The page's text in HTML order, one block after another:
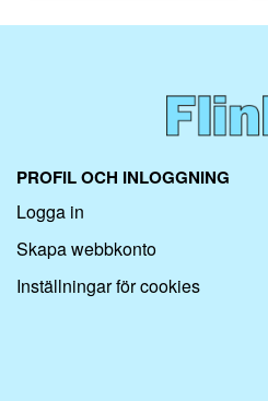
PROFIL OCH INLOGGNING
Logga in
Skapa webbkonto
Inställningar för cookies